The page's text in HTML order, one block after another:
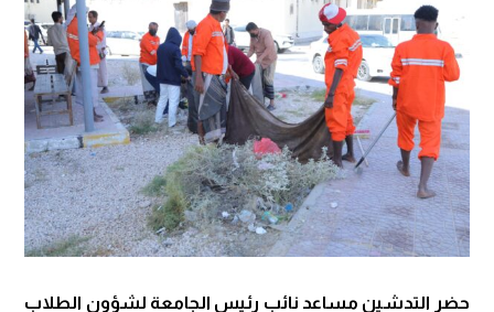
حضر التدشين مساعد نائب رئيس الجامعة لشؤون الطلاب